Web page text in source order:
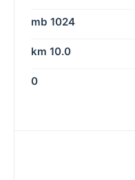
1024 mb
10.0 km
0